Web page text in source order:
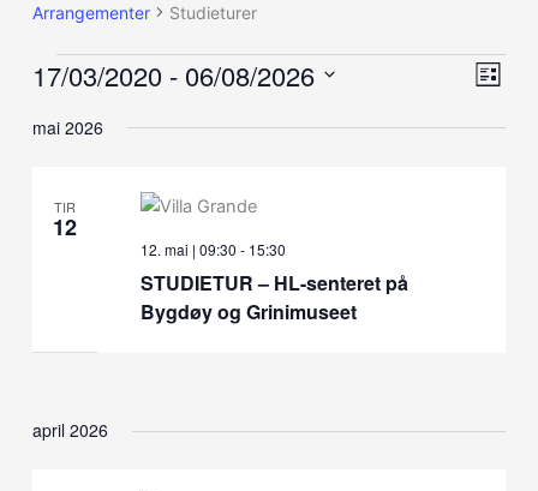
Arrangementer Studieturer
Velg
Liste
17/03/2020 - 06/08/2026
dato.
mai 2026
TIR
12
STUDIETUR – HL-senteret på
Bygdøy og Grinimuseet
12. mai | 09:30 - 15:30
april 2026